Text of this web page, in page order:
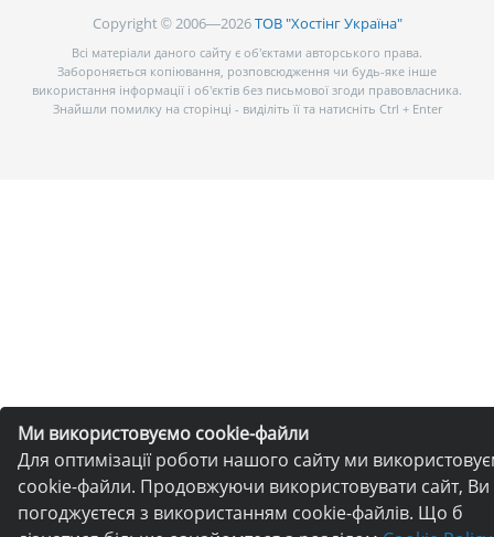
Ми використовуємо cookie-файли
Для оптимізації роботи нашого сайту ми
cookie-файли. Продовжуючи використовувати сайт, Ви
погоджуєтеся з використанням cookie-файлів. Що б
Copyright © 2006—2026ТОВ "Хостінг Україна"
Всі матеріали даного сайту є об’єктами авторського права.
Забороняється копіювання, розповсюдження чи будь-яке інше
використання інформації і об’єктів без письмової згоди правовласника.
Знайшли помилку на сторінці - виділіть її та натисніть Ctrl + Enter